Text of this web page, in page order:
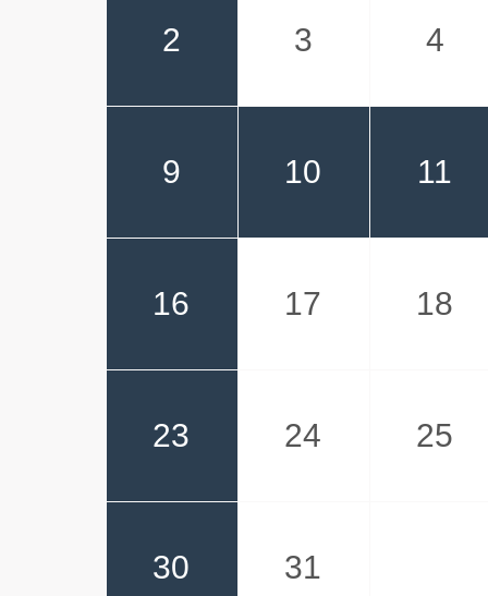
2 3 4
9 10 11
16 17 18
23 24 25
30 31